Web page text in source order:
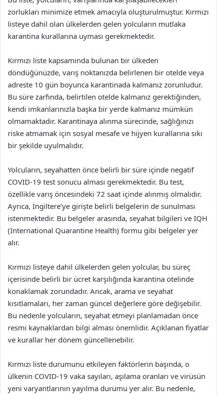
zorlukları minimize etmek amacıyla oluşturulmuştur. Kırmızı
listeye dahil olan ülkelerden gelen yolcuların mutlaka
karantina kurallarına uyması gerekmektedir.
Kırmızı liste kapsamında bulunan bir ülkeden
döndüğünüzde, varış noktanızda belirlenen bir otelde veya
adreste 10 gün boyunca karantinada kalmanız zorunludur.
Bu süre zarfında, belirtilen otelde kalmanız gerektiğinden,
kendi imkanlarınızla başka bir yerde kalmanız mümkün
olmamaktadır. Karantinaya alınma sürecinde, sağlığınızı
riske atmamak için sosyal mesafe ve hijyen kurallarına sıkı
bir şekilde uyulmalıdır.
Yolcuların, seyahatten önce belirli bir süre içinde negatif
COVID-19 test sonucu alması gerekmektedir. Bu test,
özellikle varış öncesindeki 72 saat içinde alınmış olmalıdır.
Ayrıca, İngiltere’ye girişte belirli belgelerin de sunulması
istenmektedir. Bu belgeler arasında, seyahat bilgileri ve IQH
(International Quarantine Health) formu gibi belgeler yer
alır.
Kırmızı listeye dahil ülkelerden gelen yolcular, bu süreç
içerisinde belirli bir ücret karşılığında karantina otelinde
konaklamak zorundadır. Ancak, arama ve seyahat
kısıtlamaları, her zaman güncel değerlere göre değişebilir.
Bu nedenle yolcuların, seyahat etmeyi planlamadan önce
resmi kaynaklardan bilgi alması önemlidir. Açıklanan fiyatlar
ve kurallar her dönem güncellenebilir.
Kırmızı liste durumunu etkileyen faktörlerin başında, o
ülkenin COVID-19 vaka sayıları, aşılama oranları ve virüsün
yeni varyantlarının yayılma durumu yer alır. Bu nedenle,